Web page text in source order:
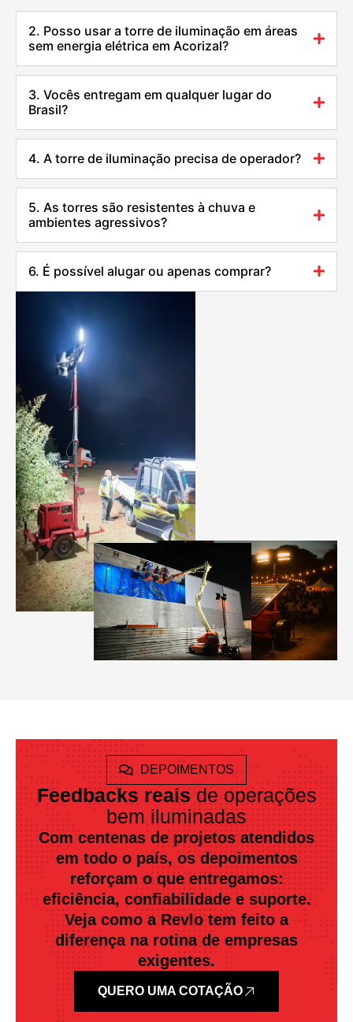
2. Posso usar a torre de iluminação em áreas
sem energia elétrica em Acorizal?
3. Vocês entregam em qualquer lugar do
Brasil?
4. A torre de iluminação precisa de operador?
5. As torres são resistentes à chuva e
ambientes agressivos?
6. É possível alugar ou apenas comprar?
DEPOIMENTOS
Feedbacks reaisde operações
bem iluminadas
Com centenas de projetos atendidos
em todo o país, os depoimentos
reforçam o que entregamos:
eficiência, confiabilidade e suporte.
Veja como a Revlo tem feito a
diferença na rotina de empresas
exigentes.
QUERO UMA COTAÇÃO